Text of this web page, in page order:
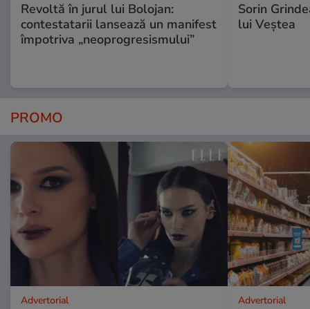
Revoltă în jurul lui Bolojan:
contestatarii lansează un manifest
împotriva „neoprogresismului”
Sorin
lui Veștea
PROMO
Advertorial Advertorial